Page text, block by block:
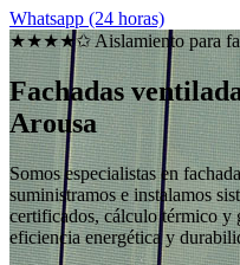
Whatsapp (24 horas)
★★★★✩ Aislamiento para
Fachadas
Arousa
Somos especialistas en
suministramos e instalamos
certificados, cálculo térmico y
eficiencia energética y